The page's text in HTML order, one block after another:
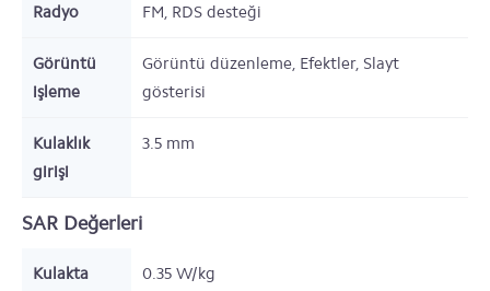
Radyo FM, RDS desteği
Görüntü
işleme
Görüntü düzenleme, Efektler, Slayt
gösterisi
Kulaklık
girişi
3.5 mm
SAR Değerleri
Kulakta
0.35 W/kg